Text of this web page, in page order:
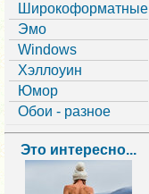
Широкоформатные
Эмо
Windows
Хэллоуин
Юмор
Обои - разное
Это интересно...